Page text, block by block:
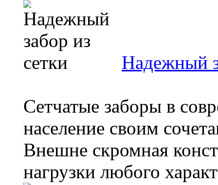
Надежный
Сетчатые заборы в
население своим
Внешне скромная
нагрузки любого